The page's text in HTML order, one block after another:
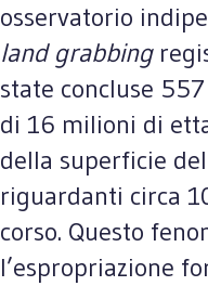
osservatorio
land grabbing
state concluse
di 16 milioni di
della superficie
riguardanti circa
corso. Questo
l’espropriazione